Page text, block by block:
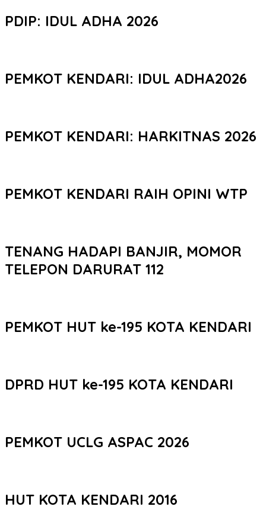
PDIP: IDUL ADHA 2026
PEMKOT KENDARI: IDUL ADHA2026
PEMKOT KENDARI: HARKITNAS 2026
PEMKOT KENDARI RAIH OPINI WTP
TENANG HADAPI BANJIR, MOMOR
TELEPON DARURAT 112
PEMKOT HUT ke-195 KOTA KENDARI
DPRD HUT ke-195 KOTA KENDARI
PEMKOT UCLG ASPAC 2026
HUT KOTA KENDARI 2016